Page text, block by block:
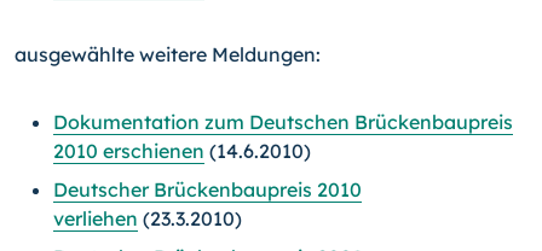
ausgewählte weitere Meldungen:
Dokumentation zum Deutschen Brückenbaupreis
2010 erschienen (14.6.2010)
Deutscher Brückenbaupreis 2010
verliehen (23.3.2010)